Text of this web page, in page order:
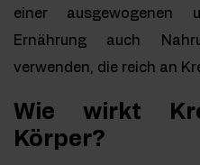
einer ausgewogenen
Ernährung auch
verwenden, die reich an
Wie wirkt
Körper?